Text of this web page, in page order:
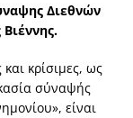
Διεθνών
κρίσιμες, ως
σύναψής
είναι